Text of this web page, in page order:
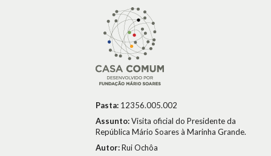
Pasta: 12356.005.002
Assunto:Visita oficial do Presidente da
República Mário Soares à Marinha Grande.
Autor:Rui Ochôa